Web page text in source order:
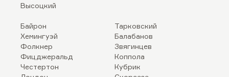
Высоцкий
Байрон
Хемингуэй
Фолкнер
Фицджеральд
Честертон
Тарковский
Балабанов
Звягинцев
Коппола
Кубрик